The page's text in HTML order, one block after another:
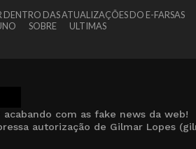
DENTRO DAS ATUALIZAÇÕES DO E-FARSAS
SOBRE ULTIMAS
com as fake news da web!
autorização de Gilmar Lopes